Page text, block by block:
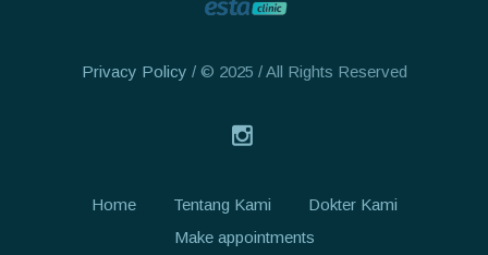
Privacy Policy / © 2025 / All Rights Reserved
Home Tentang Kami
Dokter Kami
Make appointments